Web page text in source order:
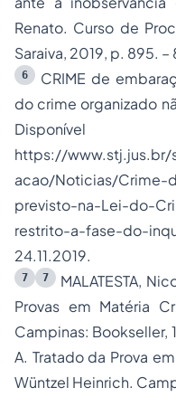
Renato. Curso de
Saraiva, 2019, p. 895. –
6
CRIME de
do crime organizado
https://www.stj.jus.br/
acao/Noticias/Crime-
previsto-na-Lei-do-
restrito-a-fase-do-
24.11.2019.
7 7
MALATESTA,
Provas em Matéria
Campinas: Bookseller,
A. Tratado da Prova
Wüntzel Heinrich.